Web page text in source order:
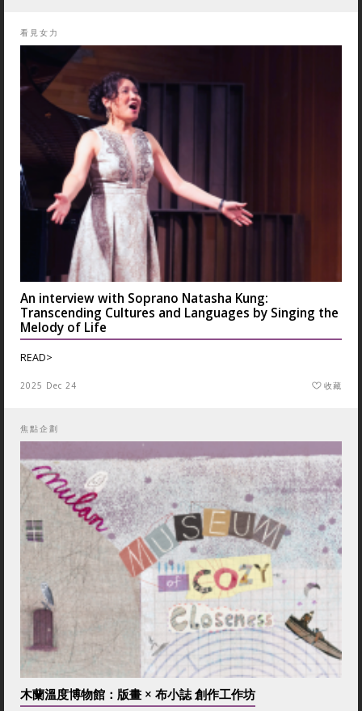
看見女力
An interview with Soprano Natasha Kung:
Transcending Cultures and Languages by Singing the
Melody of Life
READ>
2025 Dec 24 收藏
焦點企劃
木蘭溫度博物館：版畫 × 布小誌 創作工作坊